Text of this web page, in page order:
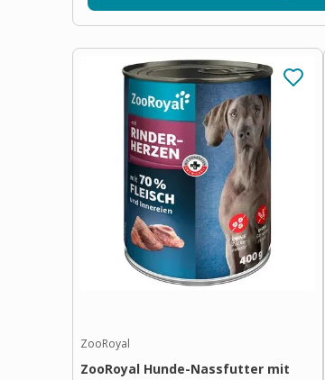
ZooRoyal
ZooRoyal Hunde-Nassfutter mit